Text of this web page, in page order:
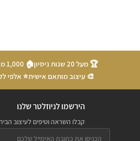
🏆 מעל 20 שנות ניסיון
🏠 1,000 מ"ר אולם תצוגה
🎨 עיצוב מותאם אישית⭐ אלפי
הירשמו לניוזלטר שלנו
קבלו השראה וטיפים לעיצוב